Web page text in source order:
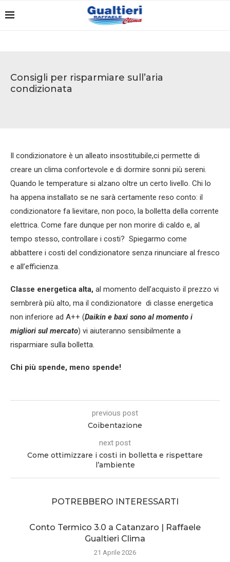
Consigli per risparmiare sull’aria
condizionata
Il condizionatore è un alleato insostituibile,ci permette di
creare un clima confortevole e di dormire sonni più sereni.
Quando le temperature si alzano oltre un certo livello. Chi lo
ha appena installato se ne sarà certamente reso conto: il
condizionatore fa lievitare, non poco, la bolletta della corrente
elettrica. Come fare dunque per non morire di caldo e, al
tempo stesso, controllare i costi? Spiegarmo come
abbattere i costi del condizionatore senza rinunciare al fresco
e all’efficienza.
Classe energetica alta, al momento dell’acquisto il prezzo vi
sembrerà più alto, ma il condizionatore di classe energetica
non inferiore ad A++ (Daikin e baxi sono al momento i
migliori sul mercato) vi aiuteranno sensibilmente a
risparmiare sulla bolletta.
Chi più spende, meno spende!
previous post
Coibentazione
next post
Come ottimizzare i costi in bolletta e rispettare
l’ambiente
POTREBBERO INTERESSARTI
Conto Termico 3.0 a Catanzaro | Raffaele
Gualtieri Clima
21 Aprile 2026